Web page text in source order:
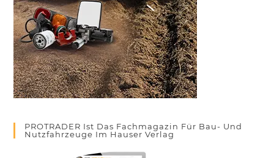
PROTRADER Ist Das Fachmagazin Für Bau- Und
Nutzfahrzeuge Im Hauser Verlag